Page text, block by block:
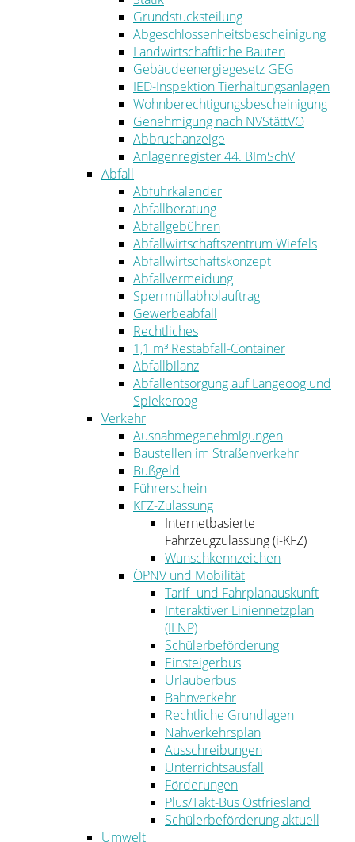
Grundstücksteilung
Abgeschlossenheitsbescheinigung
Landwirtschaftliche Bauten
Gebäudeenergiegesetz GEG
IED-Inspektion Tierhaltungsanlagen
Wohnberechtigungsbescheinigung
Genehmigung nach NVStättVO
Abbruchanzeige
Anlagenregister 44. BImSchV
Abfall
Abfuhrkalender
Abfallberatung
Abfallgebühren
Abfallwirtschaftszentrum Wiefels
Abfallwirtschaftskonzept
Abfallvermeidung
Sperrmüllabholauftrag
Gewerbeabfall
Rechtliches
1,1 m³ Restabfall-Container
Abfallbilanz
Abfallentsorgung auf Langeoog und
Spiekeroog
Verkehr
Ausnahmegenehmigungen
Baustellen im Straßenverkehr
Bußgeld
Führerschein
KFZ-Zulassung
Internetbasierte
Fahrzeugzulassung (i-KFZ)
Wunschkennzeichen
ÖPNV und Mobilität
Tarif- und Fahrplanauskunft
Interaktiver Liniennetzplan
(ILNP)
Schülerbeförderung
Einsteigerbus
Urlauberbus
Bahnverkehr
Rechtliche Grundlagen
Nahverkehrsplan
Ausschreibungen
Unterrichtsausfall
Förderungen
Plus/Takt-Bus Ostfriesland
Schülerbeförderung aktuell
Umwelt